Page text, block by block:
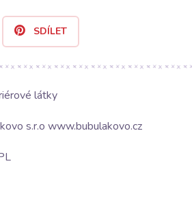
SDÍLET
látky
s.r.o www.bubulakovo.cz